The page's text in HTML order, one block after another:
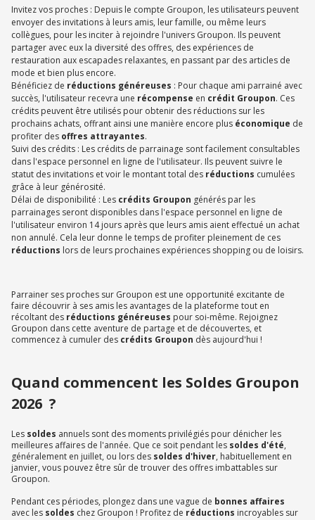
Invitez vos proches : Depuis le compte Groupon, les utilisateurs peuvent
envoyer des invitations à leurs amis, leur famille, ou même leurs
collègues, pour les inciter à rejoindre l'univers Groupon. Ils peuvent
partager avec eux la diversité des offres, des expériences de
restauration aux escapades relaxantes, en passant par des articles de
mode et bien plus encore.
Bénéficiez de réductions généreuses : Pour chaque ami parrainé avec
succès, l'utilisateur recevra une récompense en crédit Groupon. Ces
crédits peuvent être utilisés pour obtenir des réductions sur les
prochains achats, offrant ainsi une manière encore plus économique de
profiter des offres attrayantes.
Suivi des crédits : Les crédits de parrainage sont facilement consultables
dans l'espace personnel en ligne de l'utilisateur. Ils peuvent suivre le
statut des invitations et voir le montant total des réductions cumulées
grâce à leur générosité.
Délai de disponibilité : Les crédits Groupon générés par les
parrainages seront disponibles dans l'espace personnel en ligne de
l'utilisateur environ 14 jours après que leurs amis aient effectué un achat
non annulé. Cela leur donne le temps de profiter pleinement de ces
réductions lors de leurs prochaines expériences shopping ou de loisirs.
Parrainer ses proches sur Groupon est une opportunité excitante de
faire découvrir à ses amis les avantages de la plateforme tout en
récoltant des réductions généreuses pour soi-même. Rejoignez
Groupon dans cette aventure de partage et de découvertes, et
commencez à cumuler des crédits Groupon dès aujourd'hui !
Quand commencent les Soldes Groupon
2026 ?
Les soldes annuels sont des moments privilégiés pour dénicher les
meilleures affaires de l'année. Que ce soit pendant les soldes d'été,
généralement en juillet, ou lors des soldes d'hiver, habituellement en
janvier, vous pouvez être sûr de trouver des offres imbattables sur
Groupon.
Pendant ces périodes, plongez dans une vague de bonnes affaires
avec les soldes chez Groupon ! Profitez de réductions incroyables sur